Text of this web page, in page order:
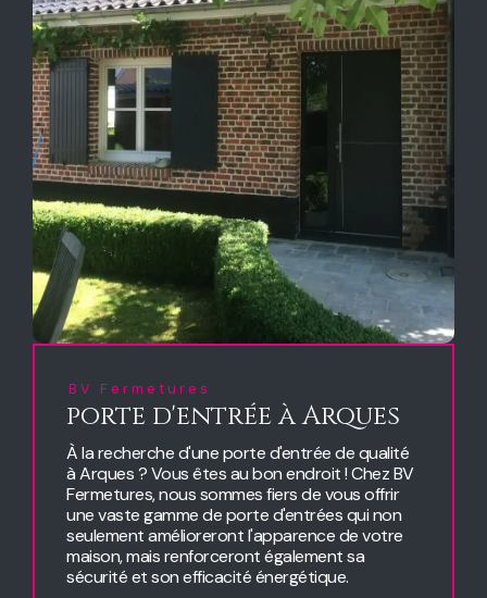
BV Fermetures
porte d'entrée à Arques
À la recherche d'une porte d'entrée de qualité
à Arques ? Vous êtes au bon endroit ! Chez BV
Fermetures, nous sommes fiers de vous offrir
une vaste gamme de porte d'entrées qui non
seulement amélioreront l'apparence de votre
maison, mais renforceront également sa
sécurité et son efficacité énergétique.